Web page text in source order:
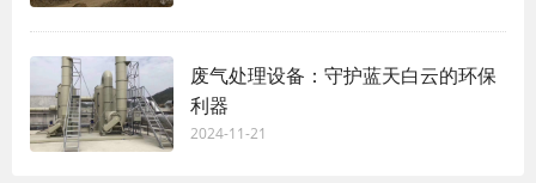
废气处理设备：守护蓝天白云的环保
利器
2024-11-21